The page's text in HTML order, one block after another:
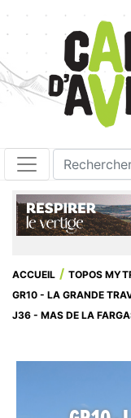
ACCUEIL
TOPOS
GR10 - LA GRANDE
J36 - MAS DE LA